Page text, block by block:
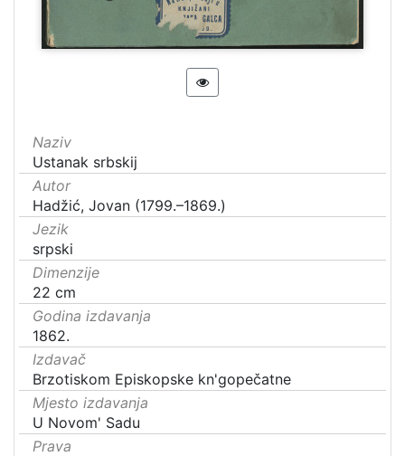
Naziv
Ustanak srbskij
Autor
Hadžić, Jovan (1799.–1869.)
Jezik
srpski
Dimenzije
22 cm
Godina izdavanja
1862.
Izdavač
Brzotiskom Episkopske kn'gopečatne
Mjesto izdavanja
U Novom' Sadu
Prava